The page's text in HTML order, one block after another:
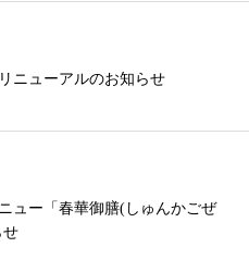
ニューアルのお知らせ
ュー「春華御膳(しゅんかごぜ
せ